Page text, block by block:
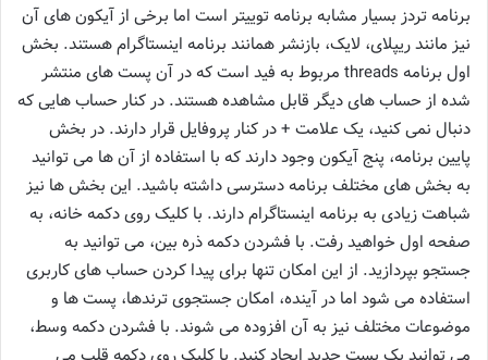
برنامه تردز بسیار مشابه برنامه توییتر است اما برخی از آیکون های آن
نیز مانند ریپلای، لایک، بازنشر همانند برنامه اینستاگرام هستند. بخش
اول برنامه threads مربوط به فید است که در آن پست های منتشر
شده از حساب های دیگر قابل مشاهده هستند. در کنار حساب هایی که
دنبال نمی کنید، یک علامت + در کنار پروفایل قرار دارند. در بخش
پایین برنامه، پنج آیکون وجود دارند که با استفاده از آن ها می توانید
به بخش های مختلف برنامه دسترسی داشته باشید. این بخش ها نیز
شباهت زیادی به برنامه اینستاگرام دارند. با کلیک روی دکمه خانه، به
صفحه اول خواهید رفت. با فشردن دکمه ذره بین، می توانید به
جستجو بپردازید. از این امکان تنها برای پیدا کردن حساب های کاربری
استفاده می شود اما در آینده، امکان جستجوی ترندها، پست ها و
موضوعات مختلف نیز به آن افزوده می شوند. با فشردن دکمه وسط،